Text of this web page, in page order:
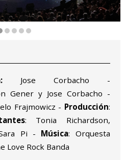
Jose Corbacho -
Gener y Jose Corbacho -
Frajmowicz - Producción:
: Tonia Richardson,
Pi - Música: Orquesta
Love Rock Banda